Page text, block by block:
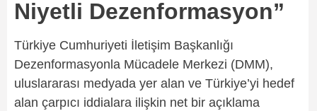
Niyetli Dezenformasyon”
Türkiye Cumhuriyeti İletişim Başkanlığı
Dezenformasyonla Mücadele Merkezi (DMM),
uluslararası medyada yer alan ve Türkiye’yi hedef
alan çarpıcı iddialara ilişkin net bir açıklama